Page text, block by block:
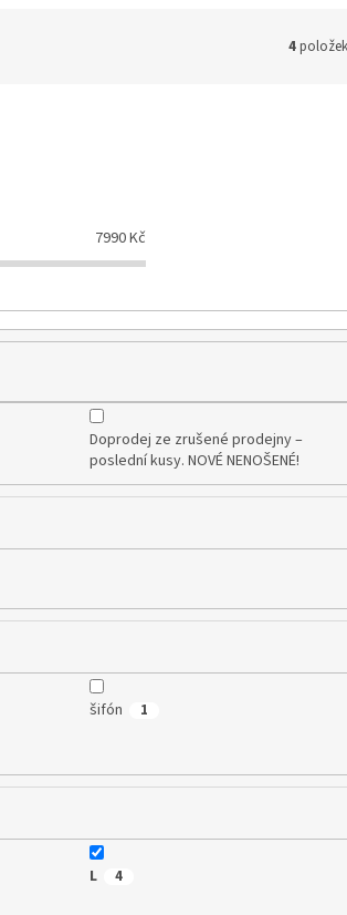
4
7990Kč
Doprodej ze zrušené prodejny –
poslední kusy. NOVÉ NENOŠENÉ!
šifón 1
L 4